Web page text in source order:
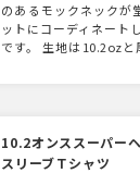
のあるモックネックが
ットにコーディネート
です。 生地は10.2oz
10.2オンススーパー
スリーブＴシャツ